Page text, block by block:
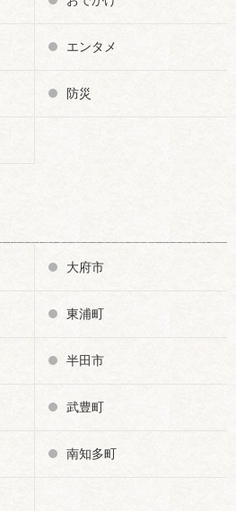
エンタメ
防災
大府市
東浦町
半田市
武豊町
南知多町